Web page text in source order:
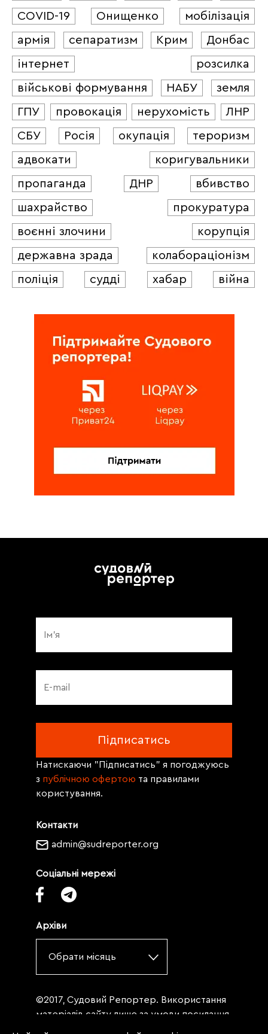
COVID-19
Онищенко
мобілізація
армія
сепаратизм Крим
Донбас
інтернет
розсилка
військові формування
НАБУ
земля
ГПУ
провокація нерухомість
ЛНР
СБУ
Росія окупація
тероризм
адвокати
коригувальники
пропаганда
ДНР
вбивство
шахрайство
прокуратура
воєнні злочини
корупція
державна зрада
колабораціонізм
поліція
судді хабар війна
Контакти
admin@sudreporter.org
Соціальні мережі
Архіви
Обрати місяць
Натискаючи "Підписатись" я погоджуюсь
з публічною офертою та правилами
користування.
©2017, Судовий Репортер. Використання
матеріалів сайту лише за умови посилання